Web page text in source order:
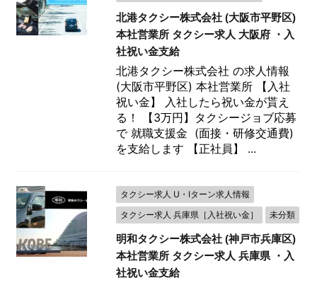
北港タクシー株式会社 (大阪市平野区)
本社営業所 タクシー求人 大阪府 ・入
社祝い金支給
北港タクシー株式会社 の求人情報
(大阪市平野区) 本社営業所 【入社
祝い金】 入社したら祝い金が貰え
る！ 【3万円】タクシージョブ応募
で 就職支援金 (面接・研修交通費)
を支給します 【正社員】 ...
タクシー求人 U・Iターン求人情報
タクシー求人 兵庫県［入社祝い金］
未分類
明和タクシー株式会社 (神戸市兵庫区)
本社営業所 タクシー求人 兵庫県 ・入
社祝い金支給